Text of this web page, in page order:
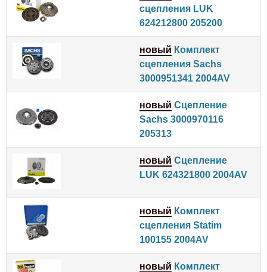
сцепления LUK
624212800 205200
новый Комплект
сцепления Sachs
3000951341 2004AV
новый Сцепление
Sachs 3000970116
205313
новый Сцепление
LUK 624321800 2004AV
новый Комплект
сцепления Statim
100155 2004AV
новый Комплект